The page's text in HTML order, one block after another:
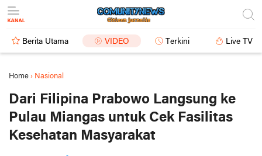
Berita Utama VIDEO Terkini Live TV
Home › Nasional
Dari Filipina Prabowo Langsung ke
Pulau Miangas untuk Cek Fasilitas
Kesehatan Masyarakat